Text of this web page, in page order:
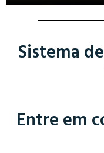
Sistema
Entre em